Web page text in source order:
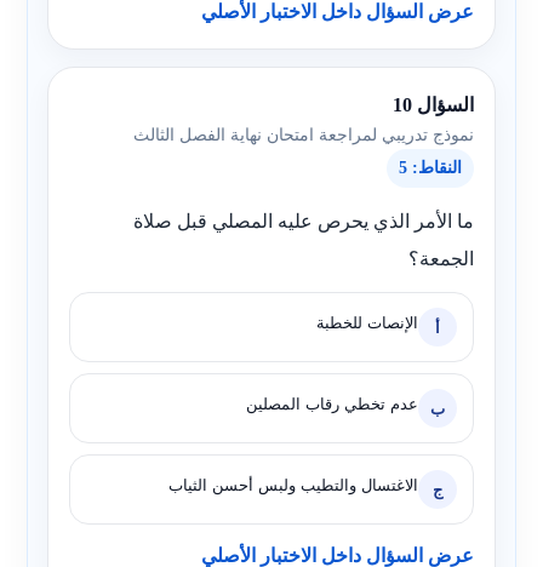
عرض السؤال داخل الاختبار الأصلي
السؤال 10
نموذج تدريبي لمراجعة امتحان نهاية الفصل الثالث
النقاط: 5
ما الأمر الذي يحرص عليه المصلي قبل صلاة
الجمعة؟
أ الإنصات للخطبة
ب عدم تخطي رقاب المصلين
ج الاغتسال والتطيب ولبس أحسن الثياب
عرض السؤال داخل الاختبار الأصلي